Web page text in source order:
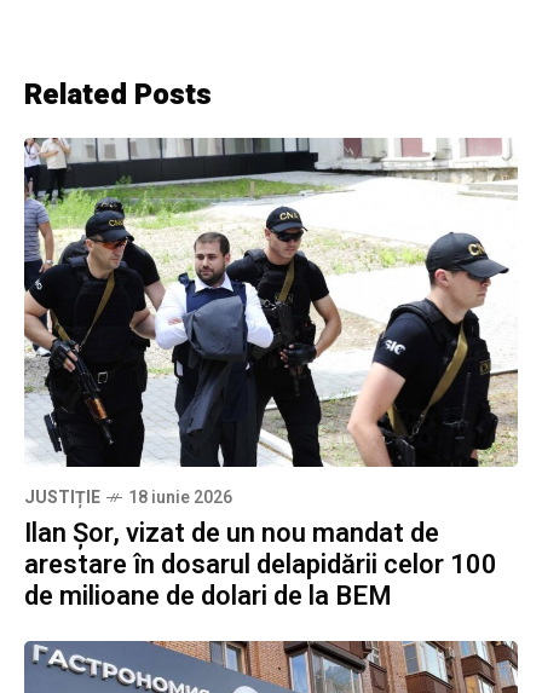
Related Posts
JUSTIȚIE 18 iunie 2026
Ilan Șor, vizat de un nou mandat de
arestare în dosarul delapidării celor 100
de milioane de dolari de la BEM